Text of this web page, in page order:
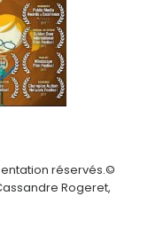
réservés.©
Rogeret,